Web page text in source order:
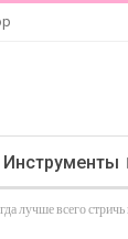
Инструменты
лучше всего